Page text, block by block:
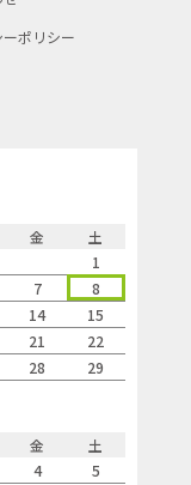
ポリシー
金
土
1
7
8
14
15
21
22
28
29
金
土
4 5